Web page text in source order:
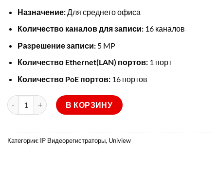
Назначение: Для среднего офиса
Количество каналов для записи: 16 каналов
Разрешение записи: 5 MP
Количество Ethernet(LAN) портов: 1 порт
Количество PoE портов: 16 портов
Количество товара NVR301-16X
В КОРЗИНУ
Категории: IP Видеорегистраторы, Uniview